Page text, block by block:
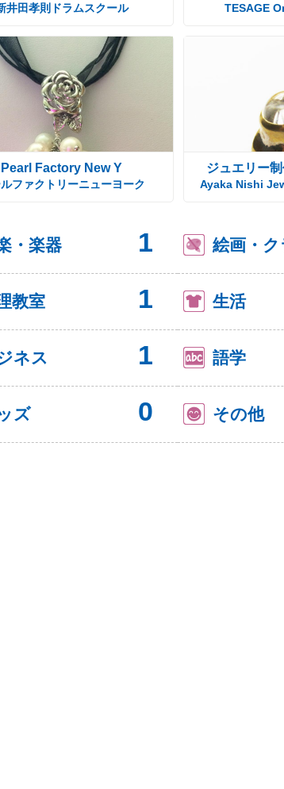
井田孝則ドラムスクール TESAGE
Pearl Factory New Y
ファクトリーニューヨーク
ジュエリー
Ayaka Nishi
・楽器 1 絵画・ク
教室 1 生活
ネス 1 語学
ズ 0 その他